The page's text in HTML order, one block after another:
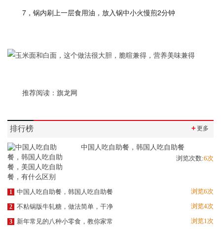
7，锅内刷上一层食用油，放入锅中小火慢煎2分钟
推荐阅读： 旗龙网
排行榜 ＋更多
中国人吃自助餐，韩国人吃自助餐
浏览次数:6次
1 中国人吃自助餐，韩国人吃自助餐 浏览6次
2 不粘锅版牛轧糖，做法简单，干净 浏览4次
3 新年常见的八种小零食，教你家常 浏览1次